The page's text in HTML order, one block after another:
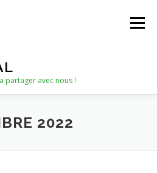
partager avec nous !
Menu
2022